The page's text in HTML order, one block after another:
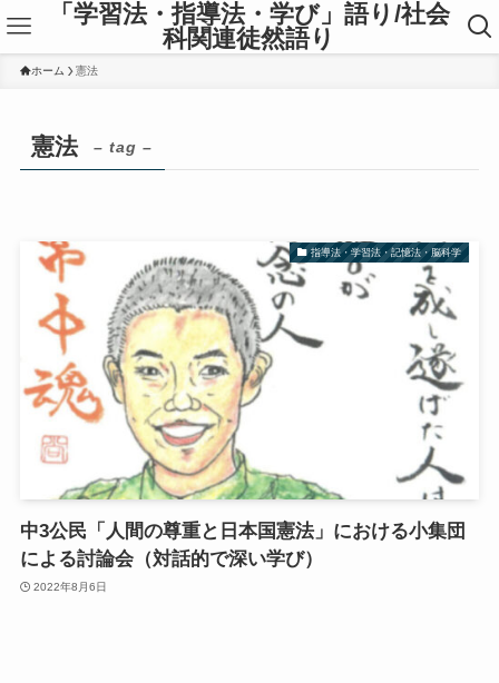
「学習法・指導法・学び」語り/社会
科関連徒然語り
ホーム 憲法
憲法 – tag –
指導法・学習法・記憶法・脳科学
中3公民「人間の尊重と日本国憲法」における小集団
による討論会（対話的で深い学び）
2022年8月6日